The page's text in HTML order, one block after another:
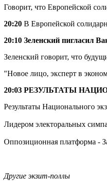
Говорит, что Европейской
20:20 В Европейской
20:10 Зеленский пигласил
Зеленский говорит, что
"Новое лицо, эксперт в
20:03 РЕЗУЛЬТАТЫ
Результаты Национального
Лидером электоральных
Оппозиционная платформа -
Другие экзит-поллы